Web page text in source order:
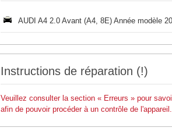
AUDI A4 2.0 Avant (A4, 8E) Année modèle
Instructions de réparation (!)
Veuillez consulter la section « Erreurs » pour
afin de pouvoir procéder à un contrôle de l'appareil.